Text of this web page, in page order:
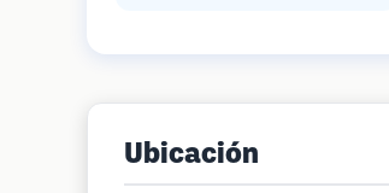
Ubicación